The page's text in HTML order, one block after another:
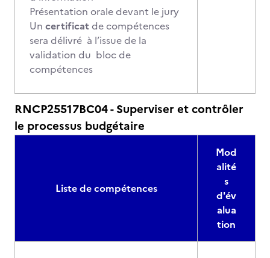
Présentation orale devant le jury
Un certificatde compétences
sera délivré à l’issue de la
validation du bloc de
compétences
RNCP25517BC04 - Superviser et contrôler
le processus budgétaire
Liste de compétences
Mod
alité
s
d'év
alua
tion